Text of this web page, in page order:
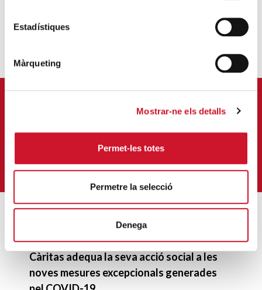
Estadístiques
Màrqueting
Mostrar-ne els detalls
Permet-les totes
Permetre la selecció
Denega
M'HI VULL SUBSCRIURE
Càritas adequa la seva acció social a les
noves mesures excepcionals generades